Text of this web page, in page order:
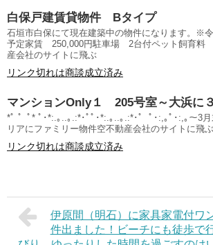
白保戸建賃貸物件 Bタイプ
石垣市白保にて現在建築中の物件になります。※
予定家賃 250,000円駐車場 2台付ペット飼育料
産会社のサイトに飛ぶ
リンク切れは商談成立済み
マンションOnly１ 205号室～大浜に
*ﾟ ゜ﾟ* ﾟ･*:.｡..｡.:*･ﾟﾟ･*:.｡..｡.:*･ﾟ ﾟ･:,｡ﾟ･:,｡～3
リアにファミリー物件空不動産会社のサイトに飛ぶ
リンク切れは商談成立済み
伊原間（明石）に家具家電付ワ
件出ました！ビーチにも徒歩で